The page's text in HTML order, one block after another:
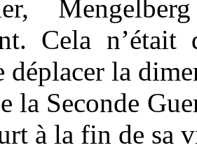
Cela n’était
déplacer la
la Seconde
à la fin de sa